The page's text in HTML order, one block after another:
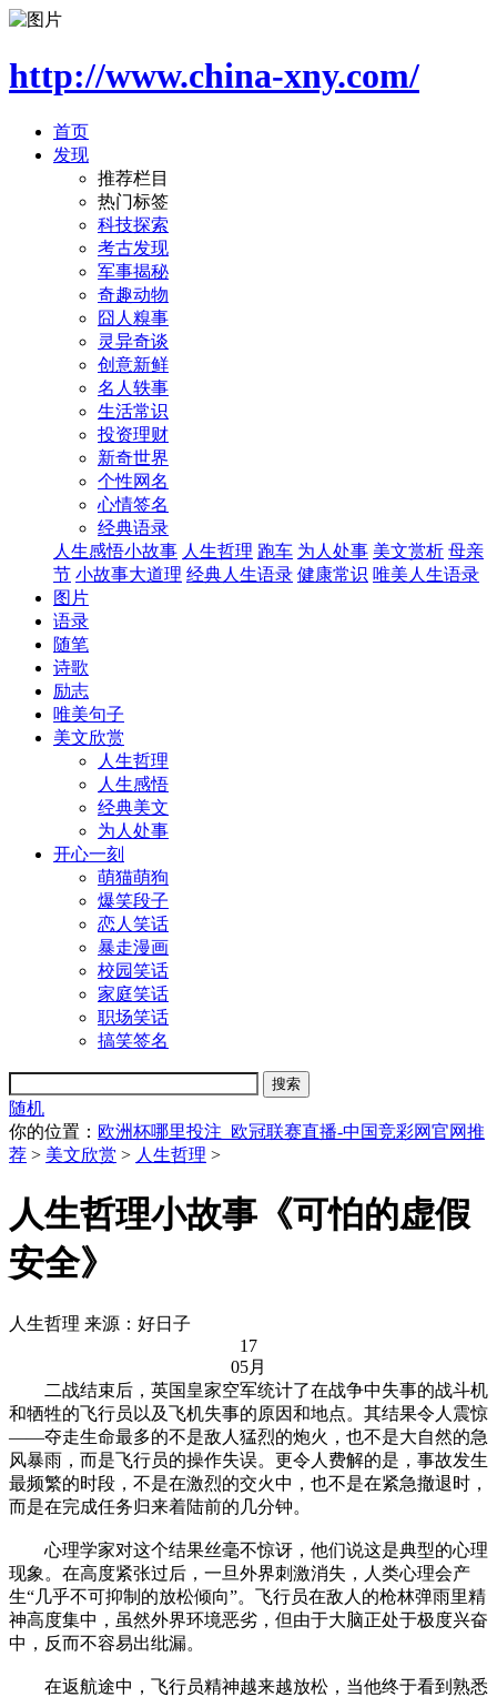
http://www.china-xny.com/
首页
发现
推荐栏目
热门标签
科技探索
考古发现
军事揭秘
奇趣动物
囧人糗事
灵异奇谈
创意新鲜
名人轶事
生活常识
投资理财
新奇世界
个性网名
心情签名
经典语录
人生感悟小故事 人生哲理 跑车 为人处事 美文赏析 母亲
节 小故事大道理 经典人生语录 健康常识 唯美人生语录
图片
语录
随笔
诗歌
励志
唯美句子
美文欣赏
人生哲理
人生感悟
经典美文
为人处事
开心一刻
萌猫萌狗
爆笑段子
恋人笑话
暴走漫画
校园笑话
家庭笑话
职场笑话
搞笑签名
随机
你的位置： 欧洲杯哪里投注_欧冠联赛直播-中国竞彩网官网推
荐 > 美文欣赏 > 人生哲理 >
人生哲理小故事《可怕的虚假
安全》
人生哲理 来源：好日子
17
05月
二战结束后，英国皇家空军统计了在战争中失事的战斗机
和牺牲的飞行员以及飞机失事的原因和地点。其结果令人震惊
——夺走生命最多的不是敌人猛烈的炮火，也不是大自然的急
风暴雨，而是飞行员的操作失误。更令人费解的是，事故发生
最频繁的时段，不是在激烈的交火中，也不是在紧急撤退时，
而是在完成任务归来着陆前的几分钟。
心理学家对这个结果丝毫不惊讶，他们说这是典型的心理
现象。在高度紧张过后，一旦外界刺激消失，人类心理会产
生“几乎不可抑制的放松倾向”。飞行员在敌人的枪林弹雨里精
神高度集中，虽然外界环境恶劣，但由于大脑正处于极度兴奋
中，反而不容易出纰漏。
在返航途中，飞行员精神越来越放松，当他终于看到熟悉